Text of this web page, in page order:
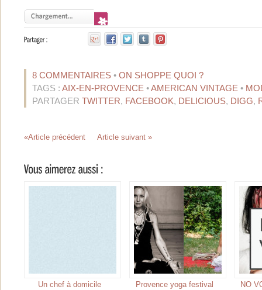
8 COMMENTAIRES • ON SHOPPE QUOI ?
TAGS : AIX-EN-PROVENCE •AMERICAN VINTAGE •
PARTAGER TWITTER, FACEBOOK, DELICIOUS, DIGG,
«Article précédent Article suivant »
Un chef à domicile Provence yoga festival
NO